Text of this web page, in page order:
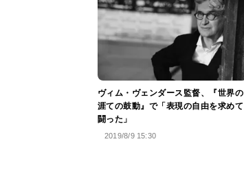
ヴィム・ヴェンダース監督、『世界の
涯ての鼓動』で「表現の自由を求めて
闘った」
2019/8/9 15:30